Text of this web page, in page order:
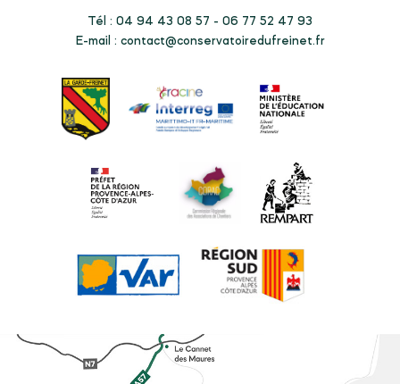
Tél : 04 94 43 08 57 - 06 77 52 47 93
E-mail : contact@conservatoiredufreinet.fr